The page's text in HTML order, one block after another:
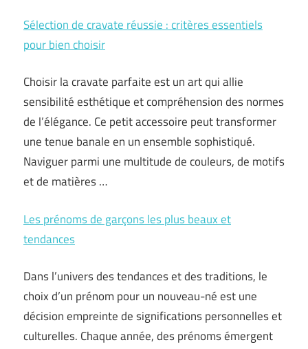
Sélection de cravate réussie : critères essentiels
pour bien choisir
Choisir la cravate parfaite est un art qui allie
sensibilité esthétique et compréhension des normes
de l’élégance. Ce petit accessoire peut transformer
une tenue banale en un ensemble sophistiqué.
Naviguer parmi une multitude de couleurs, de motifs
et de matières …
Les prénoms de garçons les plus beaux et
tendances
Dans l’univers des tendances et des traditions, le
choix d’un prénom pour un nouveau-né est une
décision empreinte de significations personnelles et
culturelles. Chaque année, des prénoms émergent